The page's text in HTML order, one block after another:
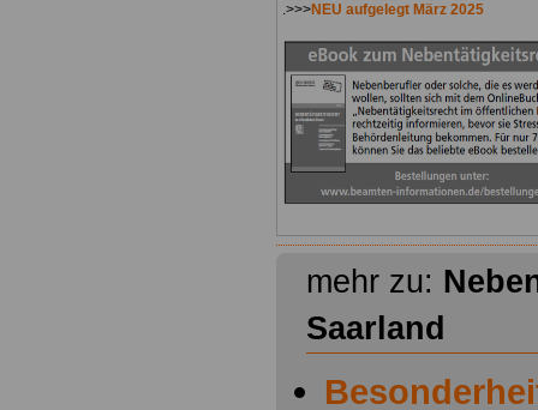
.>>>NEU aufgelegt März 2025
mehr zu:
Saarland